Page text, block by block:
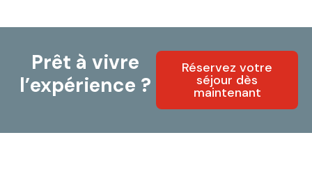
Prêt à vivre
l’expérience ?
Réservez votre
séjour dès
maintenant